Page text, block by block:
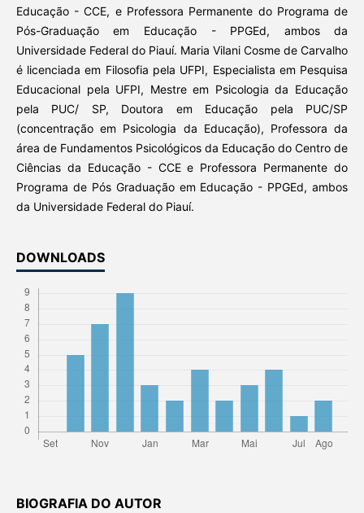
Educação - CCE, e Professora Permanente do Programa de
Pós-Graduação em Educação - PPGEd, ambos da
Universidade Federal do Piauí. Maria Vilani Cosme de Carvalho
é licenciada em Filosofia pela UFPI, Especialista em Pesquisa
Educacional pela UFPI, Mestre em Psicologia da Educação
pela PUC/ SP, Doutora em Educação pela PUC/SP
(concentração em Psicologia da Educação), Professora da
área de Fundamentos Psicológicos da Educação do Centro de
Ciências da Educação - CCE e Professora Permanente do
Programa de Pós Graduação em Educação - PPGEd, ambos
da Universidade Federal do Piauí.
DOWNLOADS
BIOGRAFIA DO AUTOR